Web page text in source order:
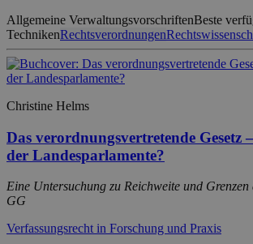
Allgemeine VerwaltungsvorschriftenBeste
TechnikenRechtsverordnungen
Christine Helms
Das verordnungsvertretende Gesetz
der Landesparlamente?
Eine Untersuchung zu Reichweite und
GG
Verfassungsrecht in Forschung und Praxis